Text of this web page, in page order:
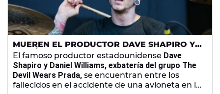
MUEREN EL PRODUCTOR DAVE SHAPIRO Y
EL MÚSICO DANIEL WILLIAMS EN
ACCIDENTE DE AVIONETA
El famoso productor estadounidense Dave
Shapiro y Daniel Williams, exbatería del grupo The
Devil Wears Prada, se encuentran entre los
fallecidos en el accidente de una avioneta en la